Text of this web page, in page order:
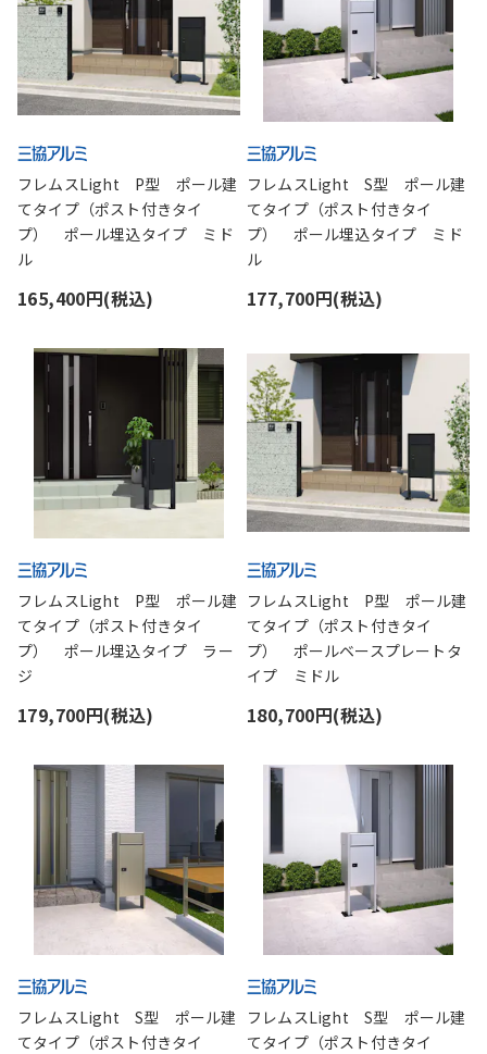
フレムスLight P型 ポール建
てタイプ（ポスト付きタイ
プ） ポール埋込タイプ ミド
ル
165,400円(税込)
フレムスLight S型 ポール建
てタイプ（ポスト付きタイ
プ） ポール埋込タイプ ミド
ル
177,700円(税込)
フレムスLight P型 ポール建
てタイプ（ポスト付きタイ
プ） ポール埋込タイプ ラー
ジ
179,700円(税込)
フレムスLight P型 ポール建
てタイプ（ポスト付きタイ
プ） ポールベースプレートタ
イプ ミドル
180,700円(税込)
フレムスLight S型 ポール建
てタイプ（ポスト付きタイ
フレムスLight S型 ポール建
てタイプ（ポスト付きタイ